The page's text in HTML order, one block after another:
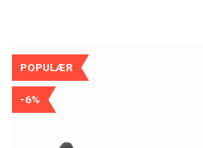
POPULÆR
-6%